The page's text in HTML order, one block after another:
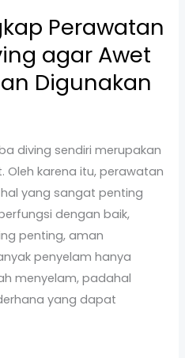
Perawatan
agar Awet
Digunakan
diving sendiri merupakan
Oleh karena itu, perawatan
yang sangat penting
dengan baik,
penting, aman
penyelam hanya
menyelam, padahal
yang dapat